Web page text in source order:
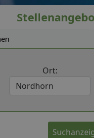
Ort: